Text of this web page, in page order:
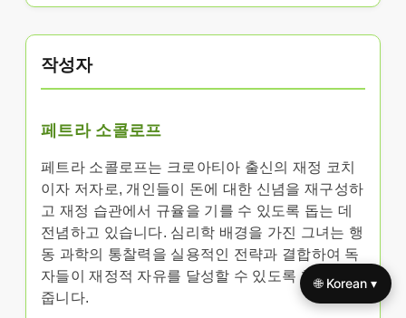
작성자
페트라 소콜로프
페트라 소콜로프는 크로아티아 출신의 재정 코치
이자 저자로, 개인들이 돈에 대한 신념을 재구성하
고 재정 습관에서 규율을 기를 수 있도록 돕는 데
전념하고 있습니다. 심리학 배경을 가진 그녀는 행
동 과학의 통찰력을 실용적인 전략과 결합하여 독
자들이 재정적 자유를 달성할 수 있도록 힘을 실어
줍니다.
🌐 Korean ▾